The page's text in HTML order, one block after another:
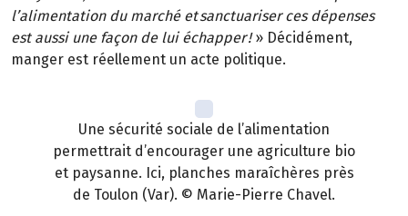
l’alimentation du marché et sanctuariser ces dépenses
est aussi une façon de lui échapper !» Décidément,
manger est réellement un acte politique.
Une sécurité sociale de l’alimentation
permettrait d’encourager une agriculture bio
et paysanne. Ici, planches maraîchères près
de Toulon (Var). © Marie-Pierre Chavel.